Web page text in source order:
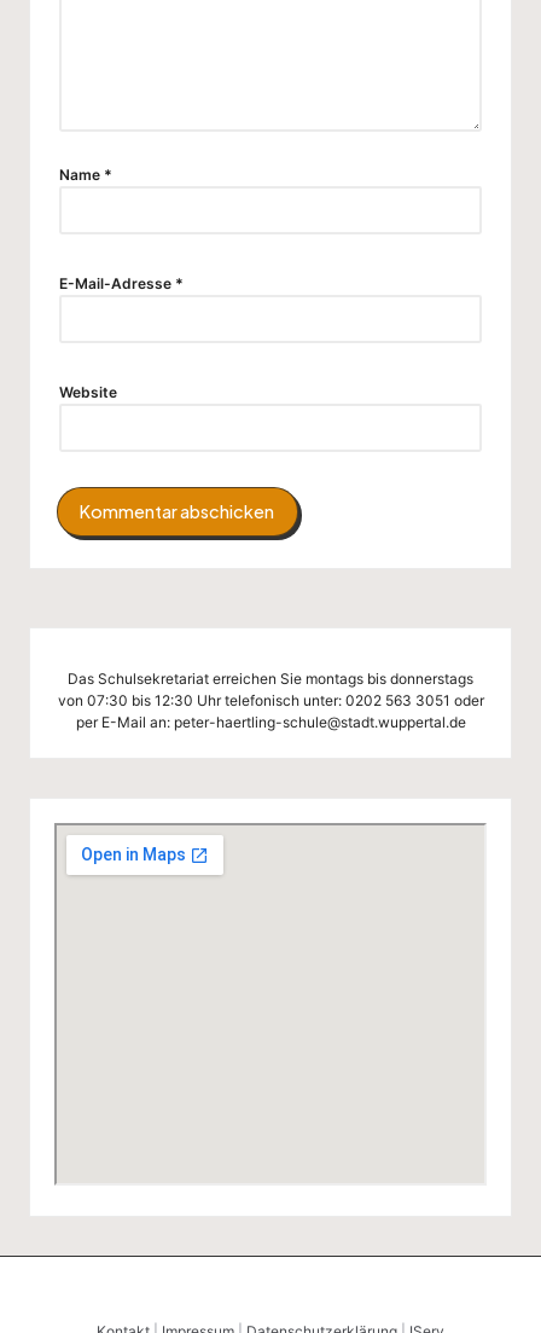
Name *
E-Mail-Adresse *
Website
Das Schulsekretariat erreichen Sie montags bis donnerstags
von 07:30 bis 12:30 Uhr telefonisch unter: 0202 563 3051 oder
per E-Mail an: peter-haertling-schule@stadt.wuppertal.de